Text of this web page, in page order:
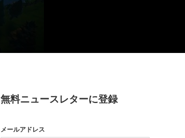
無料ニュースレターに登録
メールアドレス